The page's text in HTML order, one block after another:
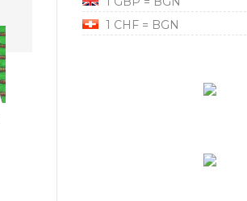
1 CHF = BGN